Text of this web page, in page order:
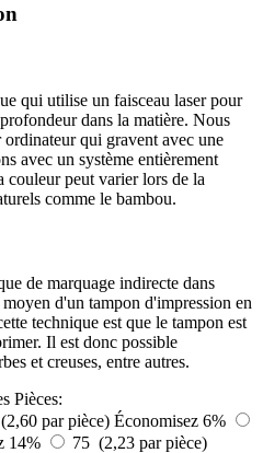
qui utilise un faisceau laser pour
dans la matière. Nous
qui gravent avec une
avec un système entièrement
couleur peut varier lors de la
comme le bambou.
de marquage indirecte dans
d'un tampon d'impression en
technique est que le tampon est
Il est donc possible
et creuses, entre autres.
Pièces:
par pièce) Économisez 6%
14%
75 (2,23 par pièce)